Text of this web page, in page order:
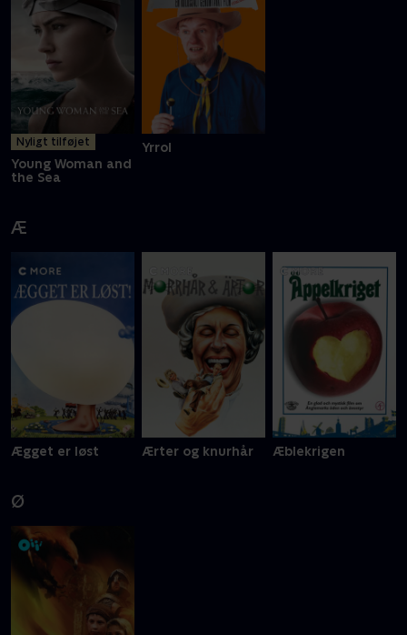
Nyligt tilføjet
Young Woman and
the Sea
Yrrol
Æ
Ægget er løst Ærter og knurhår Æblekrigen
Ø